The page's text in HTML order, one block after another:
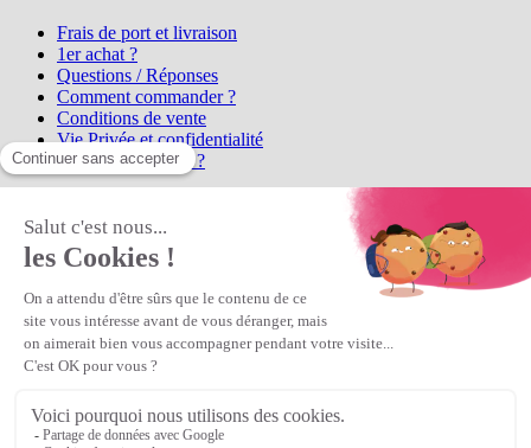
Frais de port et livraison
1er achat ?
Questions / Réponses
Comment commander ?
Conditions de vente
Vie Privée et confidentialité
Qui sommes-nous ?
la référence en perles et bijoux
perles en ligne, telles que les perles
et cristaux et strass en cristal Preciosa, les perles Miyuki perles et
apprêts en Argent 925, Gold Filled, perles de rocaille Preciosa
Matière Première est un
Première